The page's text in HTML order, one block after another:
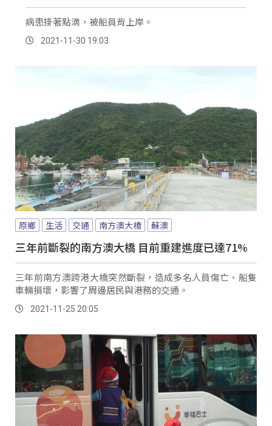
病患掛著點滴，被船員背上岸。
2021-11-30 19:03
原鄉 生活 交通 南方澳大橋 蘇澳
三年前斷裂的南方澳大橋 目前重建進度已達71%
三年前南方澳跨港大橋突然斷裂，造成多名人員傷亡、船隻
車輛損壞，影響了周邊居民與港務的交通。
2021-11-25 20:05